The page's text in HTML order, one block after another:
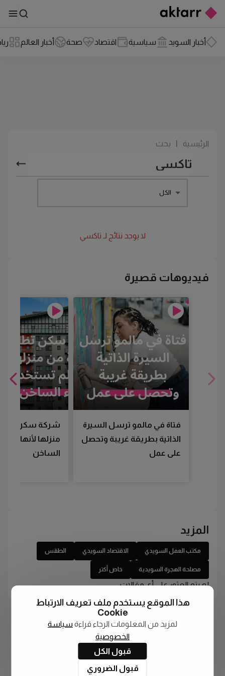
أخبار السويد سياسية اقتصاد صحة أخبار العالم
الرئيسية بحث
الكل
لا يوجد نتائج لـ تاكسي
فيديوهات قصيرة
فتاة في مالمو ترسل السيرة
الذاتية بطريقة غريبة وتحصل
على عمل
شركة سكن
منزلها لأنها لم
الساخن
المزيد
مكتب العمل السويدي الاقتصاد السويدي الطقس
مصلحة الهجرة السويدية خاص أكتر
لم يتم العثور على أي مقالات
هذا الموقع يستخدم ملف تعريف الارتباط
Cookie
لمزيد من المعلومات الرجاء قراءة سياسة
الخصوصية
قبول الكل
قبول الضروري